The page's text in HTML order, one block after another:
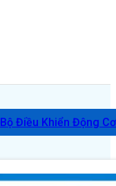
Bộ Điều Khiển Động Cơ